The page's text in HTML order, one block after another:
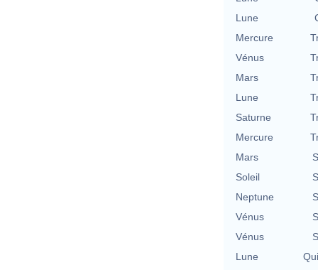
Lune
Mercure
Vénus
Mars
Lune
Saturne
Mercure
Mars
Soleil
Neptune
Vénus
Vénus
Lune